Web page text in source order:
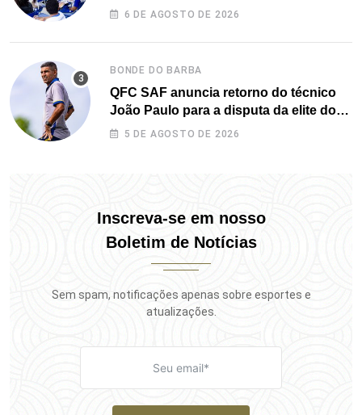
história dos anos iniciais
6 DE AGOSTO DE 2026
BONDE DO BARBA
QFC SAF anuncia retorno do técnico
João Paulo para a disputa da elite do
Campeonato Potiguar
5 DE AGOSTO DE 2026
Inscreva-se em nosso
Boletim de Notícias
Sem spam, notificações apenas sobre esportes e
atualizações.